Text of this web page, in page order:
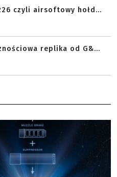
czyli airsoftowy hołd...
replika od G&...